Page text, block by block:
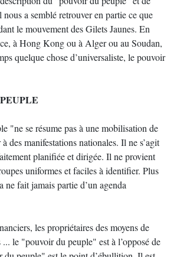
a semblé retrouver en partie ce que
le mouvement des Gilets Jaunes. En
à Hong Kong ou à Alger ou au Soudan,
quelque chose d’universaliste, le pouvoir
"ne se résume pas à une mobilisation de
des manifestations nationales. Il ne s’agit
planifiée et dirigée. Il ne provient
uniformes et faciles à identifier. Plus
ne fait jamais partie d’un agenda
les propriétaires des moyens de
le "pouvoir du peuple" est à l’opposé de